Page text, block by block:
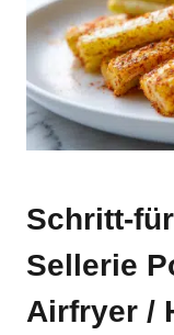
Schritt-
Sellerie
Airfryer /